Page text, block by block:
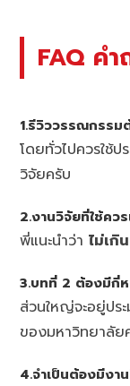
FAQ ค
1.รีวิววรรณกรรม
โดยทั่วไปควรใช้
วิจัยครับ
2.งานวิจัยที่ใช้ควร
พี่แนะนำว่าไม่เกิ
3.บทที่ 2 ต้องมีกี่ห
ส่วนใหญ่จะอยู่ป
ของมหาวิทยาลัย
4.จำเป็นต้องมีงา